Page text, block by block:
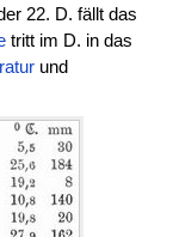
22. D. fällt das
tritt im D. in das
und